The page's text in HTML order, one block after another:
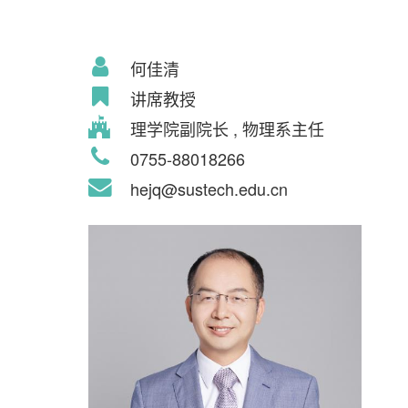
何佳清
讲席教授
理学院副院长 , 物理系主任
0755-88018266
hejq@sustech.edu.cn